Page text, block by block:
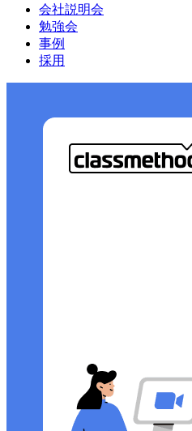
会社説明会
勉強会
事例
採用